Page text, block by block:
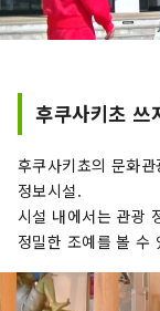
후쿠사키초 쓰
후쿠사키쵸의 문화
정보시설.
시설 내에서는 관광
정밀한 조예를 볼 수